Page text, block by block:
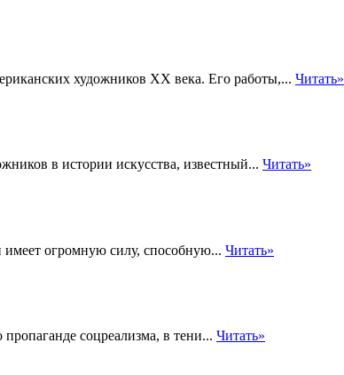
художников XX века. Его работы,... Читать»
в истории искусства, известный... Читать»
огромную силу, способную... Читать»
соцреализма, в тени... Читать»